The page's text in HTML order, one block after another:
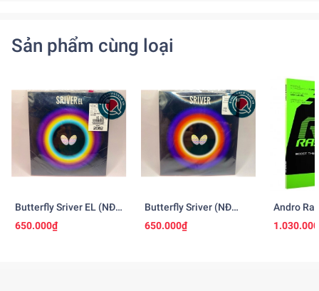
Sản phẩm cùng loại
Butterfly Sriver EL (NĐ
Nhật)
650.000₫
Butterfly Sriver (NĐ
Nhật)
650.000₫
Andro